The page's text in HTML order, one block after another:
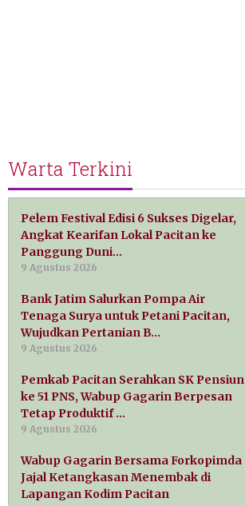
Warta Terkini
Pelem Festival Edisi 6 Sukses Digelar,
Angkat Kearifan Lokal Pacitan ke
Panggung Duni…
9 Agustus 2026
Bank Jatim Salurkan Pompa Air
Tenaga Surya untuk Petani Pacitan,
Wujudkan Pertanian B…
9 Agustus 2026
Pemkab Pacitan Serahkan SK Pensiun
ke 51 PNS, Wabup Gagarin Berpesan
Tetap Produktif …
9 Agustus 2026
Wabup Gagarin Bersama Forkopimda
Jajal Ketangkasan Menembak di
Lapangan Kodim Pacitan